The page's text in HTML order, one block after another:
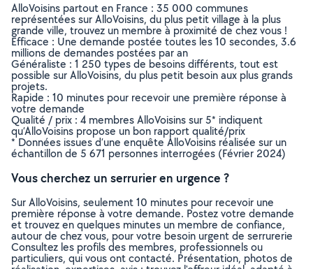
AlloVoisins partout en France : 35 000 communes
représentées sur AlloVoisins, du plus petit village à la plus
grande ville, trouvez un membre à proximité de chez vous !
Efficace : Une demande postée toutes les 10 secondes, 3.6
millions de demandes postées par an
Généraliste : 1 250 types de besoins différents, tout est
possible sur AlloVoisins, du plus petit besoin aux plus grands
projets.
Rapide : 10 minutes pour recevoir une première réponse à
votre demande
Qualité / prix : 4 membres AlloVoisins sur 5* indiquent
qu’AlloVoisins propose un bon rapport qualité/prix
* Données issues d’une enquête AlloVoisins réalisée sur un
échantillon de 5 671 personnes interrogées (Février 2024)
Vous cherchez un serrurier en urgence ?
Sur AlloVoisins, seulement 10 minutes pour recevoir une
première réponse à votre demande. Postez votre demande
et trouvez en quelques minutes un membre de confiance,
autour de chez vous, pour votre besoin urgent de serrurerie
Consultez les profils des membres, professionnels ou
particuliers, qui vous ont contacté. Présentation, photos de